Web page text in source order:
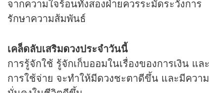
จากความใจร้อนทั้งสองฝ่ายควรระมัดระวังการ
รักษาความส้มพันธ์
เคล็ดลับเสริมดวงประจำวันนี้
การรู้จักใช้ รู้จักเก็บออมในเรื่องของการเงิน และ
การใช้จ่าย จะทำให้มีดวงชะตาดีขึ้น และมีความ